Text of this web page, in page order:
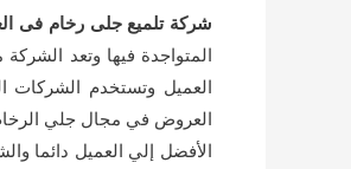
شركة تلميع جلى رخام فى
المتواجدة فيها وتعد
العميل وتستخدم الشركات
العروض في مجال جلي
الأفضل إلي العميل دائما